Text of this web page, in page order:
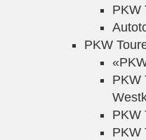
PKW
PKW
PKW
PKW
PKW